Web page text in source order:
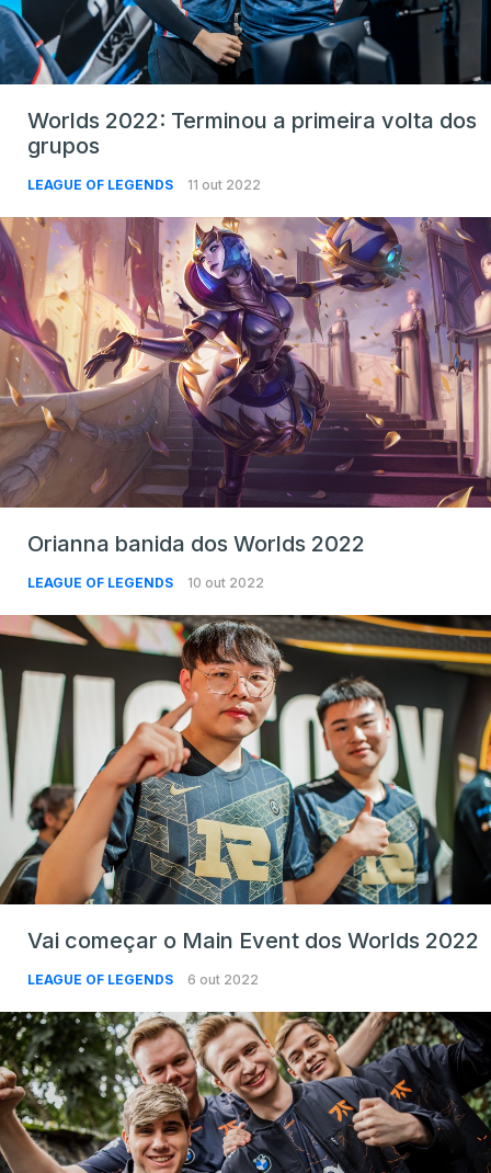
Worlds 2022: Terminou a primeira volta dos
grupos
LEAGUE OF LEGENDS 11 out 2022
Orianna banida dos Worlds 2022
LEAGUE OF LEGENDS 10 out 2022
Vai começar o Main Event dos Worlds 2022
LEAGUE OF LEGENDS 6 out 2022